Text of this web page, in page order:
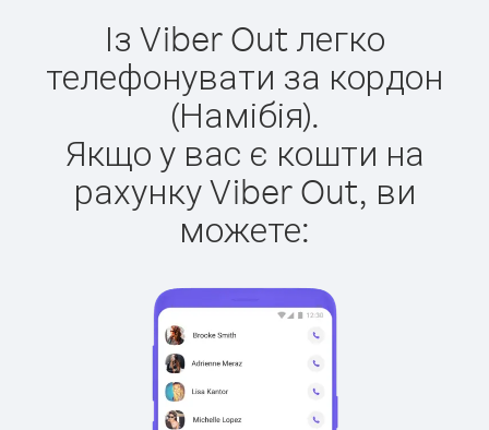
Із Viber Out легко
телефонувати за кордон
(Намібія).
Якщо у вас є кошти на
рахунку Viber Out, ви
можете: